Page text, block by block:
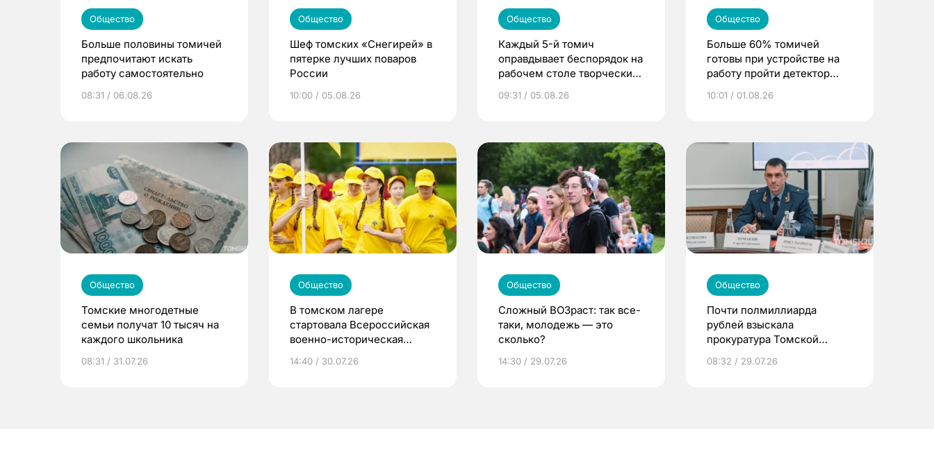
Общество
Больше половины томичей
предпочитают искать
работу самостоятельно
08:31 / 06.08.26
Общество
Шеф томских «Снегирей» в
пятерке лучших поваров
России
10:00 / 05.08.26
Общество
Каждый 5-й томич
оправдывает беспорядок на
рабочем столе творческим
09:31 / 05.08.26
Общество
Больше 60% томичей
готовы при устройстве на
работу пройти детектор
10:01 / 01.08.26
Общество
Томские многодетные
семьи получат 10 тысяч на
каждого школьника
08:31 / 31.07.26
Общество
В томском лагере
стартовала Всероссийская
военно-историческая
14:40 / 30.07.26
Общество
Сложный ВОЗраст: так все-
таки, молодежь — это
сколько?
14:30 / 29.07.26
Общество
Почти полмиллиарда
рублей взыскала
прокуратура Томской
08:32 / 29.07.26